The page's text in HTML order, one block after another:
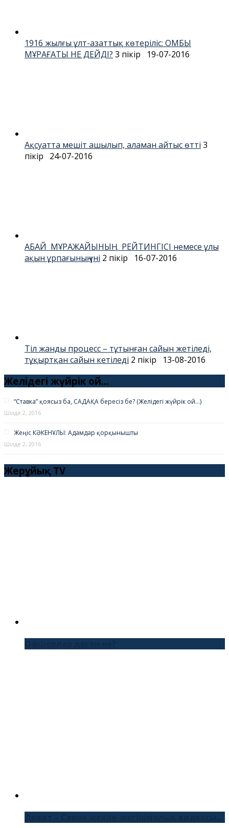
1916 жылғы ұлт-азаттық көтеріліс: ОМБЫ
МҰРАҒАТЫ НЕ ДЕЙДІ? 3 пікір 19-07-2016
Ақсуатта мешіт ашылып, аламан айтыс өтті 3
пікір 24-07-2016
АБАЙ МҰРАЖАЙЫНЫҢ РЕЙТИНГІСІ немесе ұлы
ақын ұрпағының үні 2 пікір 16-07-2016
Тіл жанды процесс – тұтынған сайын жетіледі,
тұқыртқан сайын кетіледі 2 пікір 13-08-2016
Желідегі жүйрік ой…
“Ставка” қоясыз ба, САДАҚА бересіз бе? (Желідегі жүйрік ой…)
Шілде 2, 2016
Жеңіс КӘКЕНҰЛЫ: Адамдар қорқынышты
Шілде 2, 2016
Жерұйық TV